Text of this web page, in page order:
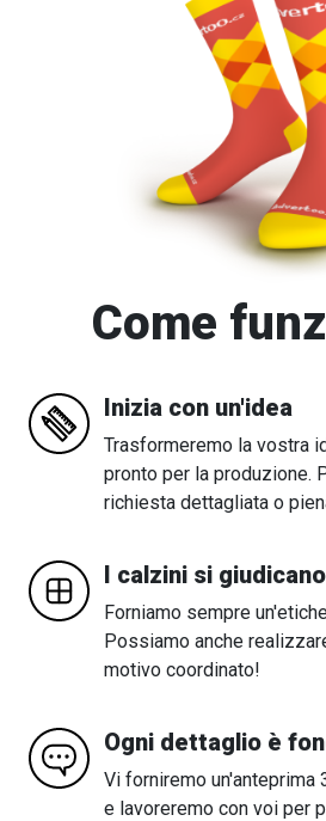
Come
Inizia con un'idea
Trasformeremo la vostra
pronto per la produzione.
richiesta dettagliata o
I calzini si
Forniamo sempre
Possiamo anche
motivo coordinato!
Ogni dettaglio è
Vi forniremo
e lavoreremo con voi per